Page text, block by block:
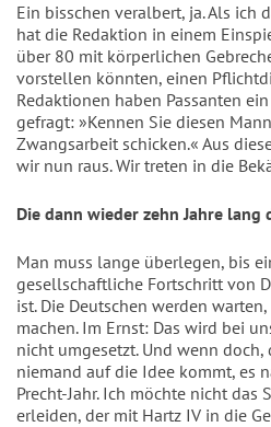
Ein bisschen veralbert, ja. Als ich
hat die Redaktion in einem
über 80 mit körperlichen
vorstellen könnten, einen
Redaktionen haben Passanten
gefragt: »Kennen Sie diesen
Zwangsarbeit schicken.« Aus
wir nun raus. Wir treten in die
Die dann wieder zehn Jahre lang
Man muss lange überlegen, bis
gesellschaftliche Fortschritt von
ist. Die Deutschen werden
machen. Im Ernst: Das wird bei
nicht umgesetzt. Und wenn doch,
niemand auf die Idee kommt, es
Precht-Jahr. Ich möchte nicht das
erleiden, der mit Hartz IV in die